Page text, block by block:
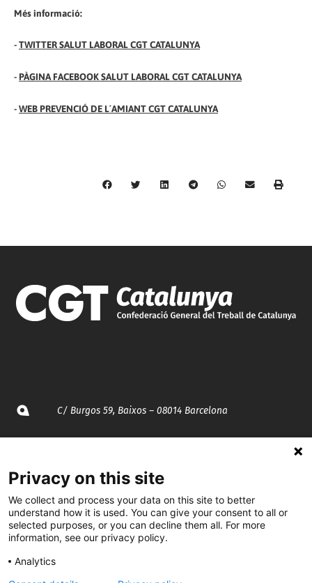
Més informació:
-TWITTER SALUT LABORAL CGT CATALUNYA
- PÀGINA FACEBOOK SALUT LABORAL CGT CATALUNYA
-WEB PREVENCIÓ DE L´AMIANT CGT CATALUNYA
C/ Burgos 59, Baixos – 08014 Barcelona
935 120 481
@CGTCatalunya
Privacy on this site
We collect and process your data on this site to better
understand how it is used. You can give your consent to all or
selected purposes, or you can decline them all. For more
information, see our privacy policy.
Analytics